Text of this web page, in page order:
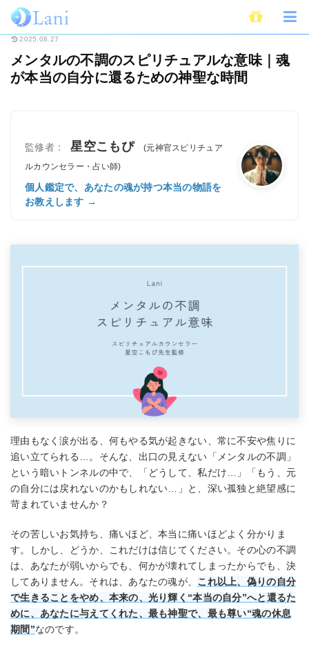
ホーム スピリチュアル メンタルの不調のスピリチュアルな意味｜魂が本
2025.08.27
メンタルの不調のスピリチュアルな意味｜魂
が本当の自分に還るための神聖な時間
監修者： 星空こもぴ
(元神官スピリチュア
ルカウンセラー・占い師)
個人鑑定で、あなたの魂が持つ本当の物語を
お教えします →
理由もなく涙が出る、何もやる気が起きない、常に不安や焦りに
追い立てられる…。そんな、出口の見えない「メンタルの不調」
という暗いトンネルの中で、「どうして、私だけ…」「もう、元
の自分には戻れないのかもしれない…」と、深い孤独と絶望感に
苛まれていませんか？
その苦しいお気持ち、痛いほど、本当に痛いほどよく分かりま
す。しかし、どうか、これだけは信じてください。その心の不調
は、あなたが弱いからでも、何かが壊れてしまったからでも、決
してありません。それは、あなたの魂が、 これ以上、偽りの自分
で生きることをやめ、本来の、光り輝く“本当の自分”へと還るた
めに、あなたに与えてくれた、最も神聖で、最も尊い“魂の休息
期間”なのです。